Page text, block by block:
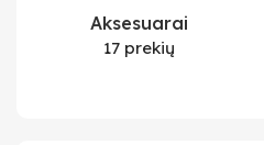
Aksesuarai
17 prekių